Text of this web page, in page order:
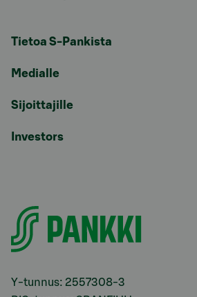
Tietoa S-Pankista
Medialle
Sijoittajille
Investors
Y-tunnus: 2557308-3